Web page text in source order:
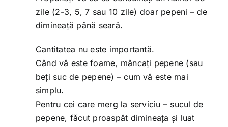
zile (2-3, 5, 7 sau 10 zile) doar pepeni – de
dimineață până seară.
Cantitatea nu este importantă.
Când vă este foame, mâncați pepene (sau
beți suc de pepene) – cum vă este mai
simplu.
Pentru cei care merg la serviciu – sucul de
pepene, făcut proaspăt dimineața și luat